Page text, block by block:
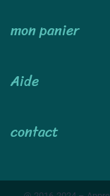
mon panier
Aide
contact